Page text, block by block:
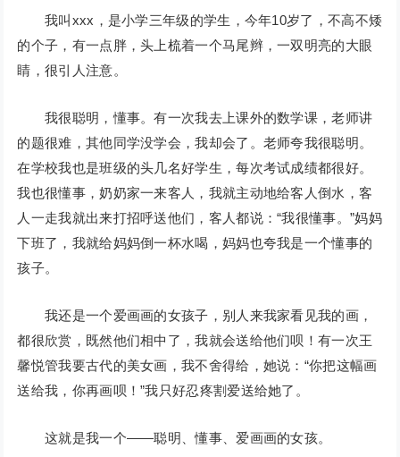
我叫xxx，是小学三年级的学生，今年10岁了，不高不矮
的个子，有一点胖，头上梳着一个马尾辫，一双明亮的大眼
睛，很引人注意。
我很聪明，懂事。有一次我去上课外的数学课，老师讲
的题很难，其他同学没学会，我却会了。老师夸我很聪明。
在学校我也是班级的头几名好学生，每次考试成绩都很好。
我也很懂事，奶奶家一来客人，我就主动地给客人倒水，客
人一走我就出来打招呼送他们，客人都说：“我很懂事。”妈妈
下班了，我就给妈妈倒一杯水喝，妈妈也夸我是一个懂事的
孩子。
我还是一个爱画画的女孩子，别人来我家看见我的画，
都很欣赏，既然他们相中了，我就会送给他们呗！有一次王
馨悦管我要古代的美女画，我不舍得给，她说：“你把这幅画
送给我，你再画呗！”我只好忍疼割爱送给她了。
这就是我一个——聪明、懂事、爱画画的女孩。